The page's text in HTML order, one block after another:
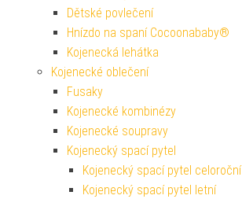
Dětské povlečení
Hnízdo na spaní Cocoonababy®
Kojenecká lehátka
Kojenecké oblečení
Fusaky
Kojenecké kombinézy
Kojenecké soupravy
Kojenecký spací pytel
Kojenecký spací pytel celoroční
Kojenecký spací pytel letní